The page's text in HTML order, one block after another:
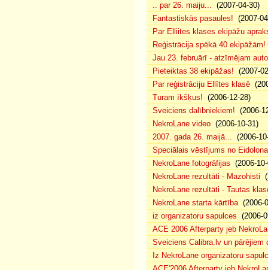
.. par 26. maiju... (2007-04-30)
Fantastiskās pasaules! (2007-
Par Elliites klases ekipāžu
Reģistrācija spēkā 40 ekipāžām!
Jau 23. februārī - atzīmējam
Pieteiktas 38 ekipāžas! (2007-
Par reģistrāciju Ellītes klasē
Turam īkšķus! (2006-12-28)
Sveiciens dalībniekiem! (2006-
NekroLane video (2006-10-31)
2007. gada 26. maijā... (2006-
Speciālais vēstījums no Eidolona
NekroLane fotogrāfijas (2006-
NekroLane rezultāti - Mazohisti
NekroLane rezultāti - Tautas
NekroLane starta kārtība(2006-
iz organizatoru sapulces (2006-
ACE 2006 Afterparty jeb
Sveiciens Calibra.lv un pārējiem
Iz NekroLane organizatoru